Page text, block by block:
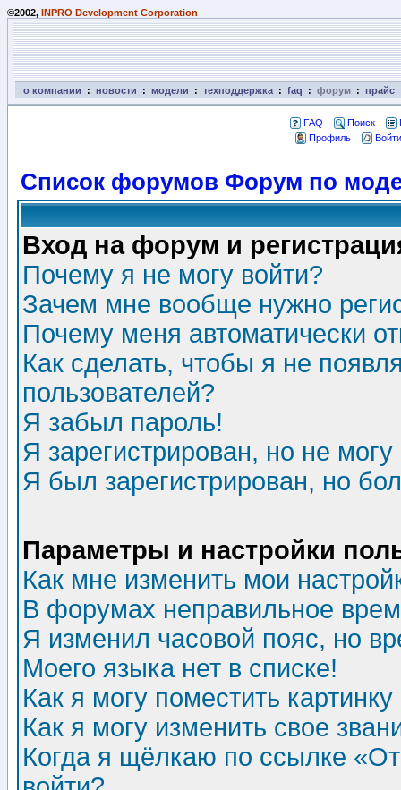
©2002, INPRO Development Corporation
о компании : новости : модели : техподдержка : faq : форум : прайс
FAQ Поиск
Профиль
Список форумов Форум по
Вход на форум и
Почему я не могу войти?
Зачем мне вообще нужно
Почему меня автоматически
Как сделать, чтобы я не
пользователей?
Я забыл пароль!
Я зарегистрирован, но не могу
Я был зарегистрирован, но
Параметры и настройки
Как мне изменить мои
В форумах неправильное
Я изменил часовой пояс, но
Моего языка нет в списке!
Как я могу поместить
Как я могу изменить свое
Когда я щёлкаю по ссылке